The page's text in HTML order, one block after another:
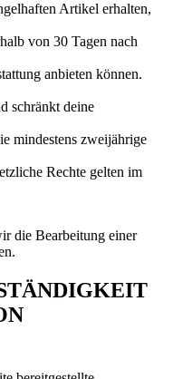
Artikel erhalten,
von 30 Tagen nach
anbieten können.
schränkt deine
mindestens zweijährige
Rechte gelten im
die Bearbeitung einer